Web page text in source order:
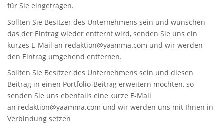
für Sie eingetragen.
Sollten Sie Besitzer des Unternehmens sein und wünschen
das der Eintrag wieder entfernt wird, senden Sie uns ein
kurzes E-Mail an redaktion@yaamma.com und wir werden
den Eintrag umgehend entfernen.
Sollten Sie Besitzer des Unternehmens sein und diesen
Beitrag in einen Portfolio-Beitrag erweitern möchten, so
senden Sie uns ebenfalls eine kurze E-Mail
an redaktion@yaamma.com und wir werden uns mit Ihnen in
Verbindung setzen